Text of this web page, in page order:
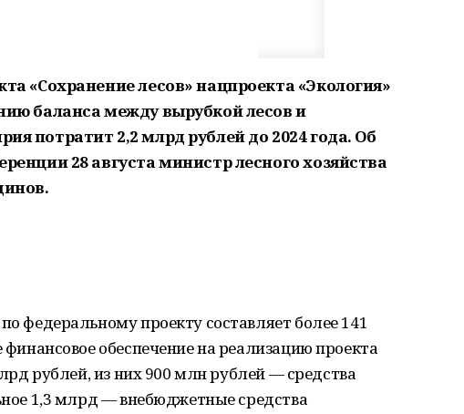
«Сохранение лесов» нацпроекта «Экология»
баланса между вырубкой лесов и
потратит 2,2 млрд рублей до 2024 года. Об
28 августа министр лесного хозяйства
федеральному проекту составляет более 141
обеспечение на реализацию проекта
рублей, из них 900 млн рублей — средства
1,3 млрд — внебюджетные средства